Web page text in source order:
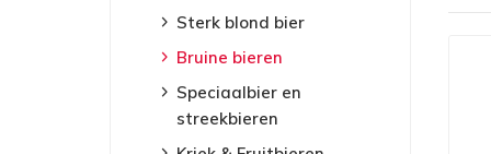
Sterk blond bier
Bruine bieren
Speciaalbier en
streekbieren